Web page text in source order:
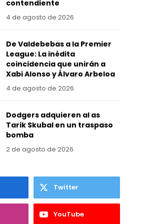
contendiente
4 de agosto de 2026
De Valdebebas a la Premier
League: La inédita
coincidencia que unirán a
Xabi Alonso y Álvaro Arbeloa
4 de agosto de 2026
Dodgers adquieren al as
Tarik Skubal en un traspaso
bomba
2 de agosto de 2026
Twitter
YouTube